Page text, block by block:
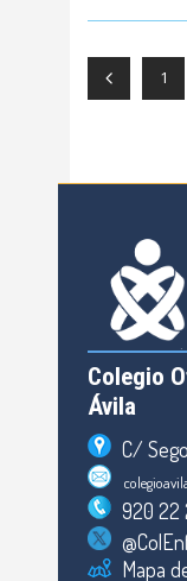
1
Colegio
Ávila
C/
920 22
Mapa